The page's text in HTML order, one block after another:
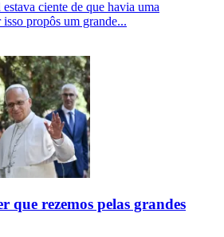
ciente de que havia uma
propôs um grande...
que rezemos pelas grandes